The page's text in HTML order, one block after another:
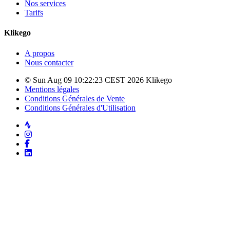
Nos services
Tarifs
Klikego
A propos
Nous contacter
© Sun Aug 09 10:22:23 CEST 2026 Klikego
Mentions légales
Conditions Générales de Vente
Conditions Générales d'Utilisation
Strava
Instagram
Facebook
LinkedIn